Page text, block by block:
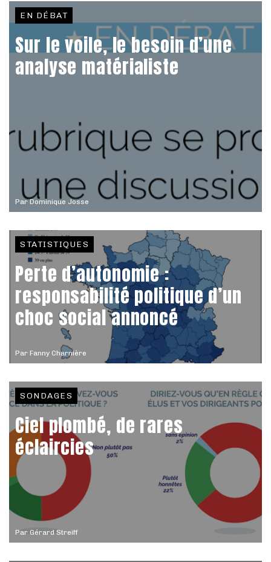
ParDominique Josse
EN DÉBAT
Sur le voile, le besoin d’une
analyse matérialiste
Par Fanny Charnière
STATISTIQUES
Perte d’autonomie :
responsabilité politique d’un
choc social annoncé
Par Gérard Streiff
SONDAGES
Ciel plombé, de rares
éclaircies